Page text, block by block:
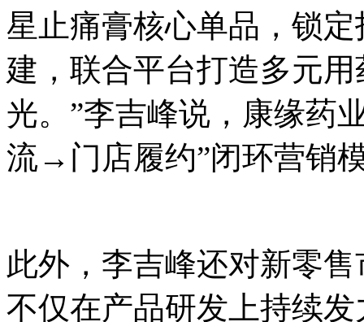
星止痛膏核心单品，锁
建，联合平台打造多元
光。”李吉峰说，康缘药
流→门店履约”闭环营销
此外，李吉峰还对新零
不仅在产品研发上持续